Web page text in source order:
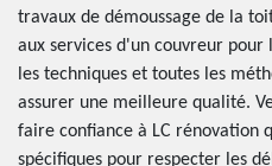
travaux de démoussage de la
aux services d'un couvreur
les techniques et toutes les
assurer une meilleure qualité.
faire confiance à LC rénovation
spécifiques pour respecter les